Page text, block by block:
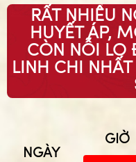
RẤT NHIỀU
HUYẾT ÁP,
CÒN NỖI LO
LINH CHI
NGÀY
GIỜ